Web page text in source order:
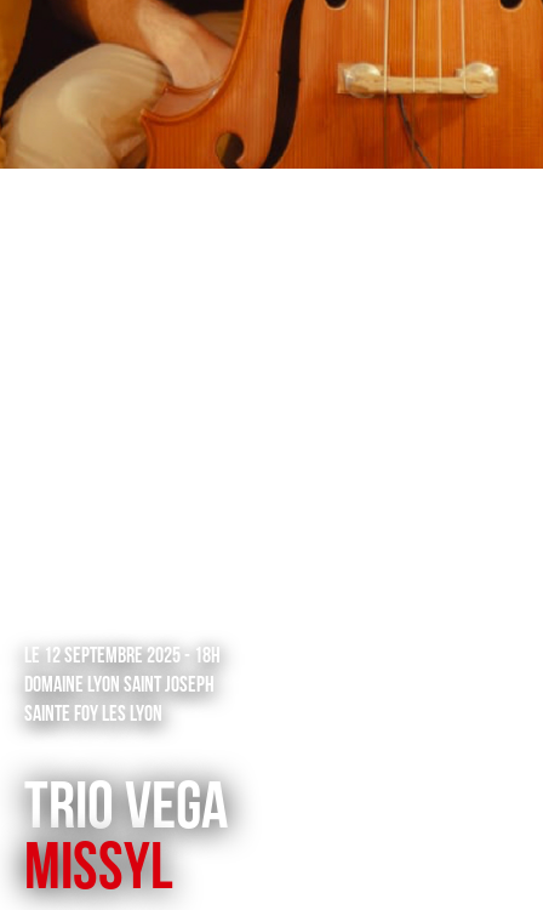
LE 12 Septembre 2025 - 18h
Domaine Lyon Saint Joseph
Sainte Foy Les Lyon
Trio Vega
Missyl